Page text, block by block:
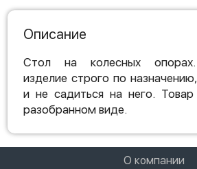
Описание
Стол на колесных опорах.
изделие строго по
и не садиться на него. Товар
разобранном виде.
О компании